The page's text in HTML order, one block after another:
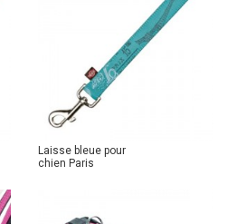
Laisse bleue pour
chien Paris